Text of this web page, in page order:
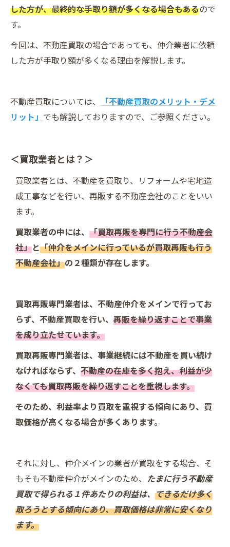
した方が、最終的な手取り額が多くなる場合もあるので
す。
今回は、不動産買取の場合であっても、仲介業者に依頼
した方が手取り額が多くなる理由を解説します。
不動産買取については、
「不動産買取のメリット・デメ
リット」 でも解説しておりますので、ご参照ください。
＜買取業者とは？＞
買取業者とは、不動産を買取り、リフォームや宅地造
成工事などを行い、再販する不動産会社のことをいい
ます。
買取業者の中には、 「買取再販を専門に行う不動産会
社」と「仲介をメインに行っているが買取再販も行う
不動産会社」の２種類が存在します。
買取再販専門業者は、不動産仲介をメインで行ってお
らず、不動産買取を行い、 再販を繰り返すことで事業
を成り立たせています。
買取再販専門業者は、事業継続には不動産を買い続け
なければならず、 不動産の在庫を多く抱え、利益が少
なくても買取再販を繰り返すことを重視します。
そのため、利益率より買取を重視する傾向にあり、買
取価格が高くなる場合が多くあります。
それに対し、仲介メインの業者が買取をする場合、そ
もそも不動産仲介がメインのため、 たまに行う不動産
買取で得られる１件あたりの利益は、 できるだけ多く
取ろうとする傾向にあり、買取価格は非常に安くなり
ます。